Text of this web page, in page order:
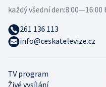
TV program
Živé vysílání
každý všední den:8:00—16:00
261 136 113
info@ceskatelevize.cz